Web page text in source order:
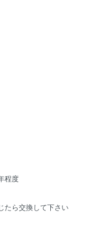
程度
たら交換して下さい